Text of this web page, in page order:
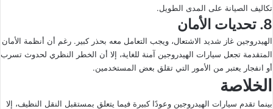
تكاليف الصيانة على المدى الطويل.
8. تحديات الأمان
الهيدروجين غاز شديد الاشتعال، ويجب التعامل معه بحذر كبير. رغم أن أنظمة الأمان
المتقدمة تجعل سيارات الهيدروجين آمنة للغاية، إلا أن الخطر النظري لحدوث تسرب
أو انفجار يعتبر من الأمور التي تقلق بعض المستخدمين.
الخلاصة
بينما تقدم سيارات الهيدروجين وعودًا كبيرة فيما يتعلق بمستقبل النقل النظيف، إلا